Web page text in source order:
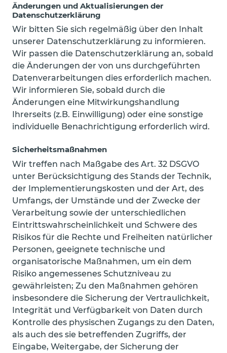
Änderungen und Aktualisierungen der
Datenschutzerklärung
Wir bitten Sie sich regelmäßig über den Inhalt
unserer Datenschutzerklärung zu informieren.
Wir passen die Datenschutzerklärung an, sobald
die Änderungen der von uns durchgeführten
Datenverarbeitungen dies erforderlich machen.
Wir informieren Sie, sobald durch die
Änderungen eine Mitwirkungshandlung
Ihrerseits (z.B. Einwilligung) oder eine sonstige
individuelle Benachrichtigung erforderlich wird.
Sicherheitsmaßnahmen
Wir treffen nach Maßgabe des Art. 32 DSGVO
unter Berücksichtigung des Stands der Technik,
der Implementierungskosten und der Art, des
Umfangs, der Umstände und der Zwecke der
Verarbeitung sowie der unterschiedlichen
Eintrittswahrscheinlichkeit und Schwere des
Risikos für die Rechte und Freiheiten natürlicher
Personen, geeignete technische und
organisatorische Maßnahmen, um ein dem
Risiko angemessenes Schutzniveau zu
gewährleisten; Zu den Maßnahmen gehören
insbesondere die Sicherung der Vertraulichkeit,
Integrität und Verfügbarkeit von Daten durch
Kontrolle des physischen Zugangs zu den Daten,
als auch des sie betreffenden Zugriffs, der
Eingabe, Weitergabe, der Sicherung der